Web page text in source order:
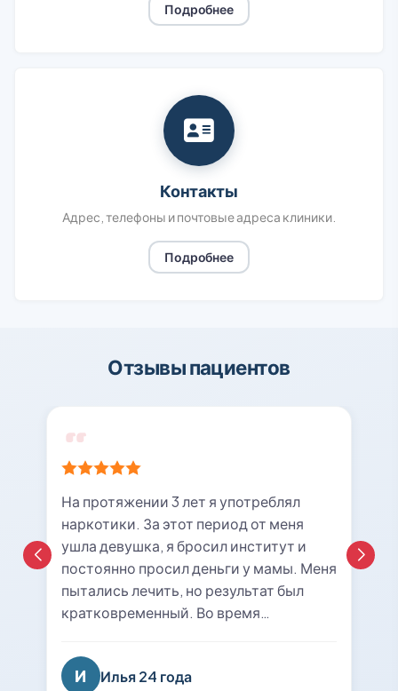
Подробнее
Контакты
Адрес, телефоны и почтовые адреса клиники.
Подробнее
Отзывы пациентов
На протяжении 3 лет я употреблял
наркотики. За этот период от меня
ушла девушка, я бросил институт и
постоянно просил деньги у мамы. Меня
пытались лечить, но результат был
кратковременный. Во время
центра «21rehab». Беседа с наркологом
подтолкнула меня к мысли о
И Илья 24 года